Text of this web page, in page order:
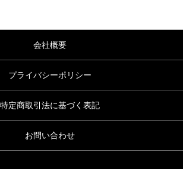
会社概要
プライバシーポリシー
特定商取引法に基づく表記
お問い合わせ